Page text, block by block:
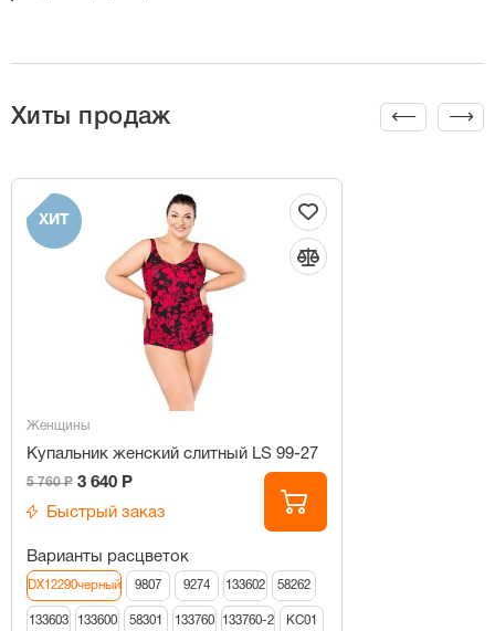
Хиты продаж
ХИТ
Женщины
Купальник женский слитный LS 99-27
5 760 Р 3 640 Р
Быстрый заказ
Варианты расцветок
DX12290черный 9807 9274 133602 58262
133603 133600 58301 133760 133760-2 КС01